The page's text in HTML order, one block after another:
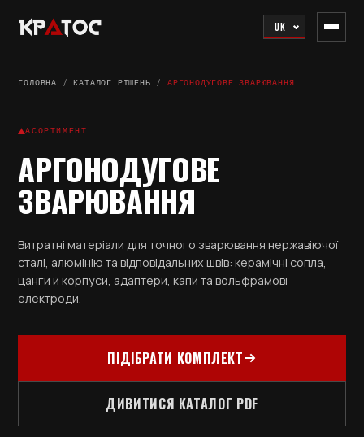
UK
ГОЛОВНА /КАТАЛОГ РІШЕНЬ /АРГОНОДУГОВЕ ЗВАРЮВАННЯ
АСОРТИМЕНТ
АРГОНОДУГОВЕ
ЗВАРЮВАННЯ
Витратні матеріали для точного зварювання нержавіючої
сталі, алюмінію та відповідальних швів: керамічні сопла,
цанги й корпуси, адаптери, капи та вольфрамові
електроди.
ПІДІБРАТИ КОМПЛЕКТ
ДИВИТИСЯ КАТАЛОГ PDF